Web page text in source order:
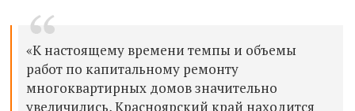
«К настоящему времени темпы и объемы
работ по капитальному ремонту
многоквартирных домовзначительно
увеличились, Красноярский край находится